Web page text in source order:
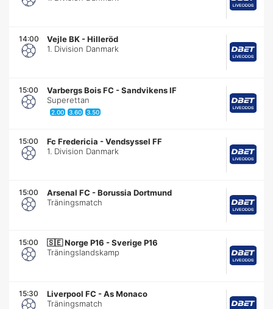
14:00 Vejle BK -Hilleröd
1. Division Danmark
15:00 Varbergs Bois FC -Sandvikens IF
Superettan
2.00 3.60 3.50
15:00 Fc Fredericia -Vendsyssel FF
1. Division Danmark
15:00 Arsenal FC -Borussia Dortmund
Träningsmatch
15:00 🇸🇪Norge P16 - Sverige P16
Träningslandskamp
15:30 Liverpool FC -As Monaco
Träningsmatch